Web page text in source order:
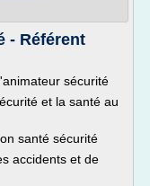
- Référent
sécurité
et la santé au
santé sécurité
accidents et de